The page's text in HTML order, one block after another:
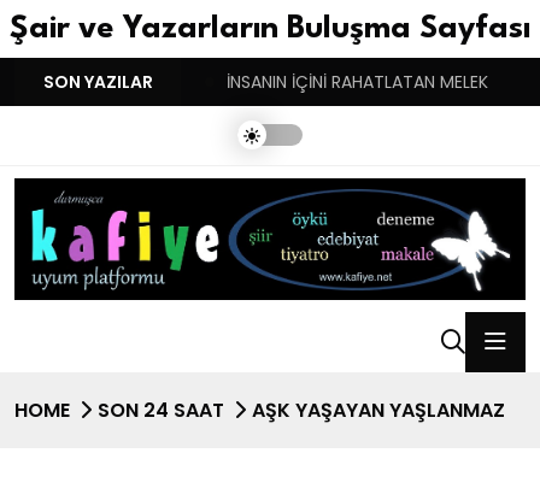
Şair ve Yazarların Buluşma Sayfası
SON YAZILAR
BASARINDIR! İNSANIN İÇİNİ RAHATLATAN MELEK
HOME SON 24 SAAT AŞK YAŞAYAN YAŞLANMAZ